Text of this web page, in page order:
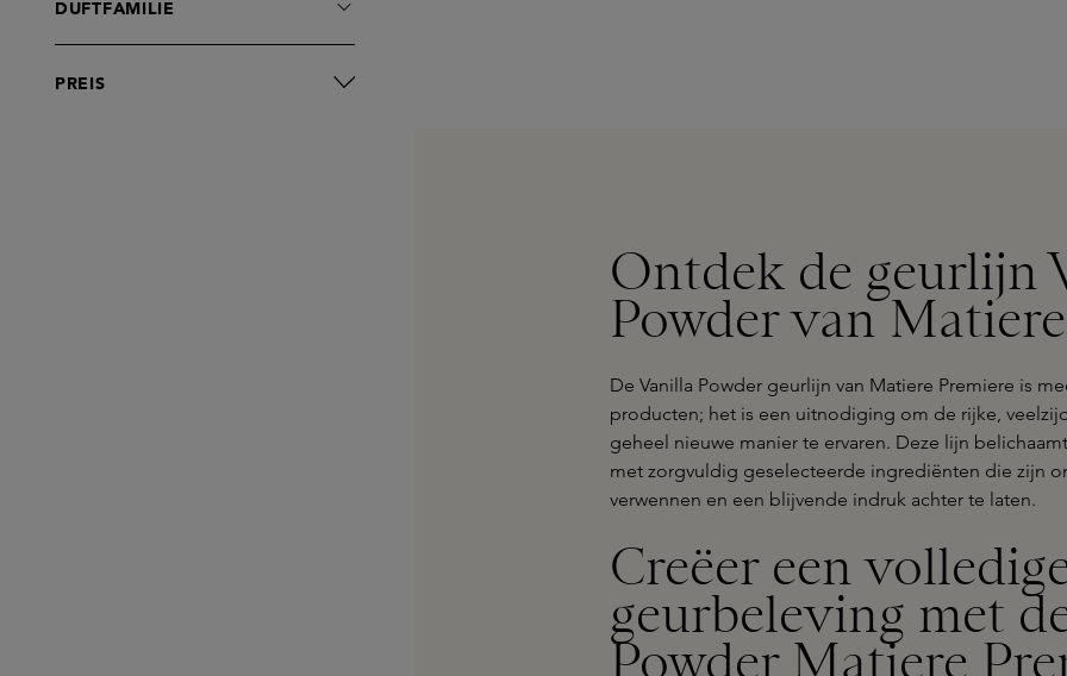
DUFTFAMILIE
PREIS
Ontdek de geurlijn
Powder van Matiere
De Vanilla Powder geurlijn van Matiere Premiere is
producten; het is een uitnodiging om de rijke,
geheel nieuwe manier te ervaren. Deze lijn
met zorgvuldig geselecteerde ingrediënten die zijn
verwennen en een blijvende indruk achter te laten.
Creëer een
geurbeleving met de
Powder Matiere